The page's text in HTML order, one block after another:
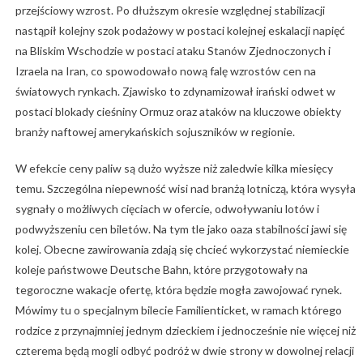
przejściowy wzrost. Po dłuższym okresie względnej stabilizacji
nastąpił kolejny szok podażowy w postaci kolejnej eskalacji napięć
na Bliskim Wschodzie w postaci ataku Stanów Zjednoczonych i
Izraela na Iran, co spowodowało nową falę wzrostów cen na
światowych rynkach. Zjawisko to zdynamizował irański odwet w
postaci blokady cieśniny Ormuz oraz ataków na kluczowe obiekty
branży naftowej amerykańskich sojuszników w regionie.
W efekcie ceny paliw są dużo wyższe niż zaledwie kilka miesięcy
temu. Szczególna niepewność wisi nad branżą lotniczą, która wysyła
sygnały o możliwych cięciach w ofercie, odwoływaniu lotów i
podwyższeniu cen biletów. Na tym tle jako oaza stabilności jawi się
kolej. Obecne zawirowania zdają się chcieć wykorzystać niemieckie
koleje państwowe Deutsche Bahn, które przygotowały na
tegoroczne wakacje ofertę, która będzie mogła zawojować rynek.
Mówimy tu o specjalnym bilecie Familienticket, w ramach którego
rodzice z przynajmniej jednym dzieckiem i jednocześnie nie więcej niż
czterema będą mogli odbyć podróż w dwie strony w dowolnej relacji